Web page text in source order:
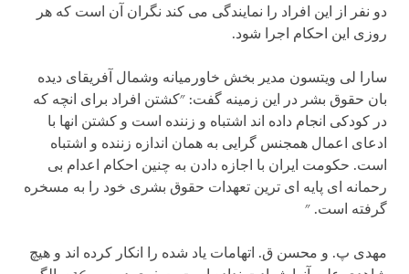
دو نفر از این افراد را نمایندگی می کند نگران آن است که هر
روزی این احکام اجرا شود.
سارا لی ویتسون مدیر بخش خاورمیانه وشمال آفریقای دیده
بان حقوق بشر در این زمینه گفت: "کشتن افراد برای انچه که
در کودکی انجام داده اند اشتباه و زننده است و کشتن انها با
ادعای اعمال همجنس گرایی به همان اندازه زننده و اشتباه
است. حکومت ایران با اجازه دادن به چنین احکام اعدام بی
رحمانه ای پایه ای ترین تعهدات حقوق بشری خود را به مسخره
گرفته است. "
مهدی پ. و محسن ق. اتهامات یاد شده را انکار کرده اند و هیچ